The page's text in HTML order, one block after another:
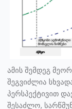
ამის შემდეგ
შეგვიძლია
პერსპექტივით
შესაძლო,